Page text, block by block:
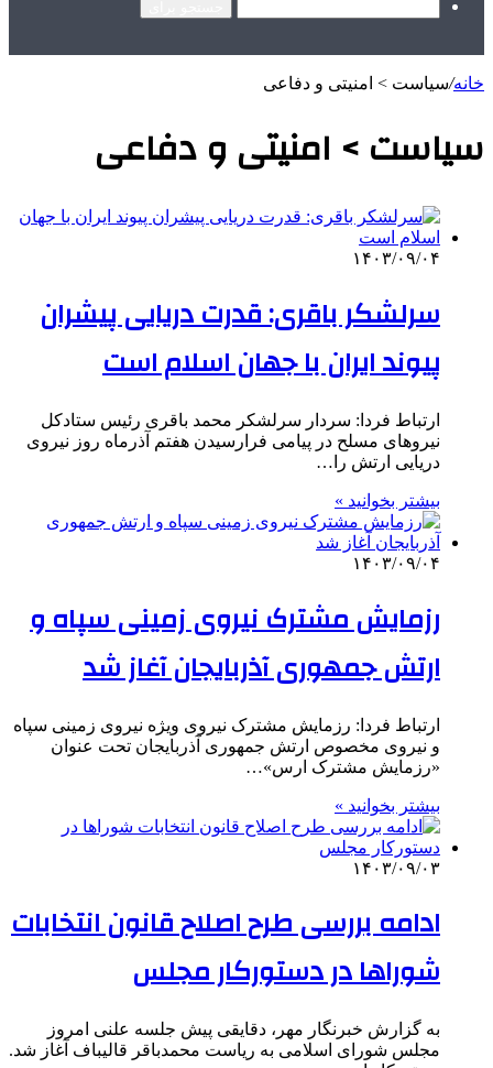
خانه/سیاست > امنیتی و دفاعی
سیاست > امنیتی و دفاعی
۱۴۰۳/۰۹/۰۴
سرلشکر باقری: قدرت دریایی پیشران
پیوند ایران با جهان اسلام است
ارتباط فردا: سردار سرلشکر محمد باقری رئیس ستادکل
نیروهای مسلح در پیامی فرارسیدن هفتم آذرماه روز نیروی
دریایی ارتش را…
بیشتر بخوانید »
۱۴۰۳/۰۹/۰۴
رزمایش مشترک نیروی زمینی سپاه و
ارتش جمهوری آذربایجان آغاز شد
ارتباط فردا: رزمایش مشترک نیروی ویژه نیروی زمینی سپاه
و نیروی مخصوص ارتش جمهوری آذربایجان تحت عنوان
«رزمایش مشترک ارس»…
بیشتر بخوانید »
۱۴۰۳/۰۹/۰۳
ادامه بررسی طرح اصلاح قانون انتخابات
شوراها در دستورکار مجلس
به گزارش خبرنگار مهر، دقایقی پیش جلسه علنی امروز
مجلس شورای اسلامی به ریاست محمدباقر قالیباف آغاز شد.